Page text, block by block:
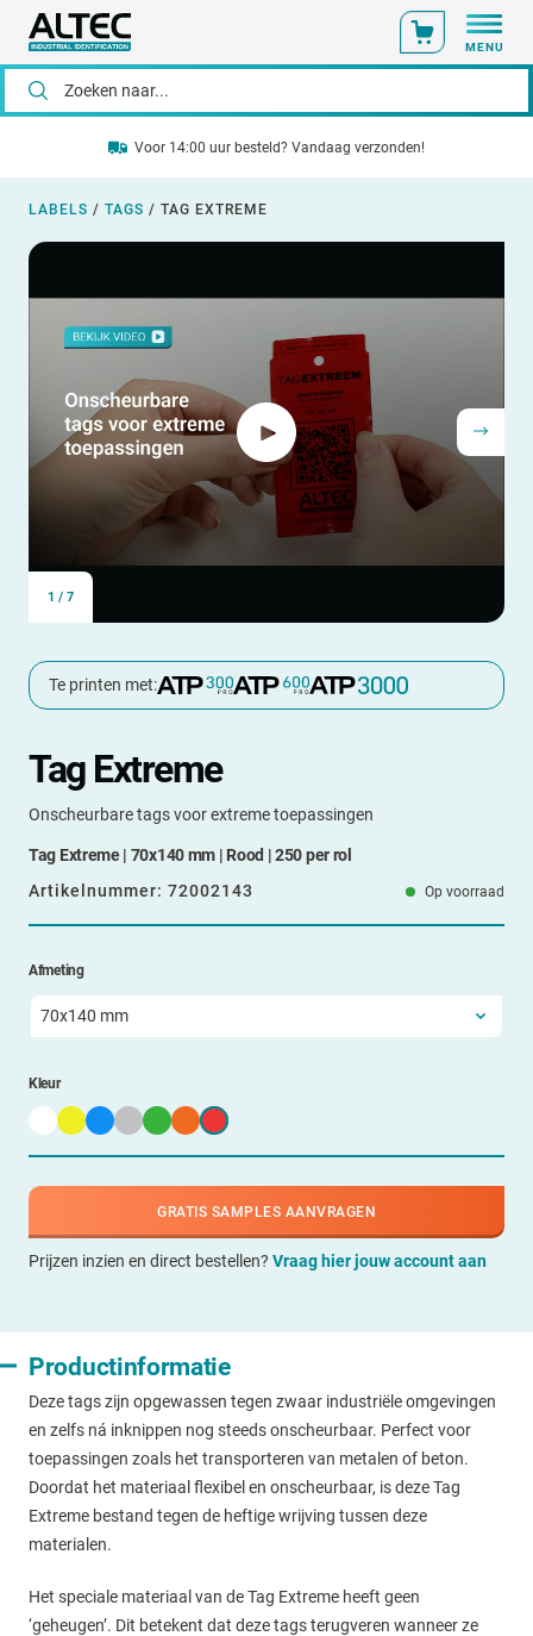
MENU
Voor 14:00 uur besteld? Vandaag verzonden!
LABELS / TAGS / TAG EXTREME
1 / 7
Te printen met:
Tag Extreme
Onscheurbare tags voor extreme toepassingen
Tag Extreme | 70x140 mm | Rood | 250 per rol
Artikelnummer: 72002143 Op voorraad
Afmeting
Kleur
GRATIS SAMPLES AANVRAGEN
Prijzen inzien en direct bestellen? Vraag hier jouw account aan
Productinformatie
Deze tags zijn opgewassen tegen zwaar industriële omgevingen
en zelfs ná inknippen nog steeds onscheurbaar. Perfect voor
toepassingen zoals het transporteren van metalen of beton.
Doordat het materiaal flexibel en onscheurbaar, is deze Tag
Extreme bestand tegen de heftige wrijving tussen deze
materialen.
Het speciale materiaal van de Tag Extreme heeft geen
‘geheugen’. Dit betekent dat deze tags terugveren wanneer ze